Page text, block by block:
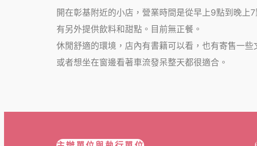
開在彰基附近的小店，營業時間是從早上9點到晚上
有另外提供飲料和甜點。目前無正餐。
休閒舒適的環境，店內有書籍可以看，也有寄售一
或者想坐在窗邊看著車流發呆整天都很適合。